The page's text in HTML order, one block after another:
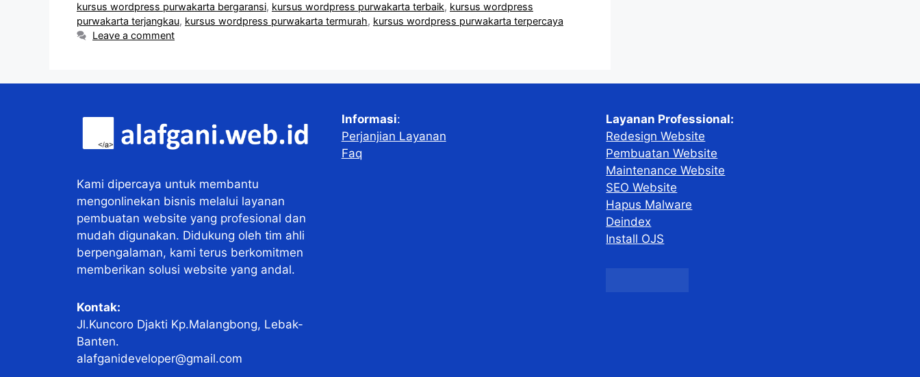
kursus wordpress purwakarta bergaransi, kursus wordpress purwakarta terbaik, kursus wordpress
purwakarta terjangkau, kursus wordpress purwakarta termurah, kursus wordpress purwakarta terpercaya
Leave a comment
Kami dipercaya untuk membantu
mengonlinekan bisnis melalui layanan
pembuatan website yang profesional dan
mudah digunakan. Didukung oleh tim ahli
berpengalaman, kami terus berkomitmen
memberikan solusi website yang andal.
Kontak:
Jl.Kuncoro Djakti Kp.Malangbong, Lebak-
Banten.
alafganideveloper@gmail.com
Informasi:
Perjanjian Layanan
Faq
Layanan Professional:
Redesign Website
Pembuatan Website
Maintenance Website
SEO Website
Hapus Malware
Deindex
Install OJS